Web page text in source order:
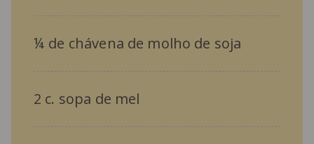
¼ de chávena de molho de soja
2 c. sopa de mel